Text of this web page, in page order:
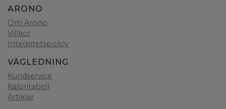
ARONO
Om Arono
Villkor
Integritetspolicy
VÄGLEDNING
Kundservice
Kaloritabell
Artiklar